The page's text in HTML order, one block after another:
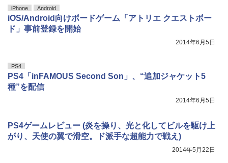
iPhone Android
iOS/Android向けボードゲーム「アトリエ クエストボー
ド」事前登録を開始
2014年6月5日
PS4
PS4「inFAMOUS Second Son」、“追加ジャケット5
種”を配信
2014年6月5日
PS4ゲームレビュー (炎を操り、光と化してビルを駆け上
がり、天使の翼で滑空。ド派手な超能力で戦え)
2014年5月22日